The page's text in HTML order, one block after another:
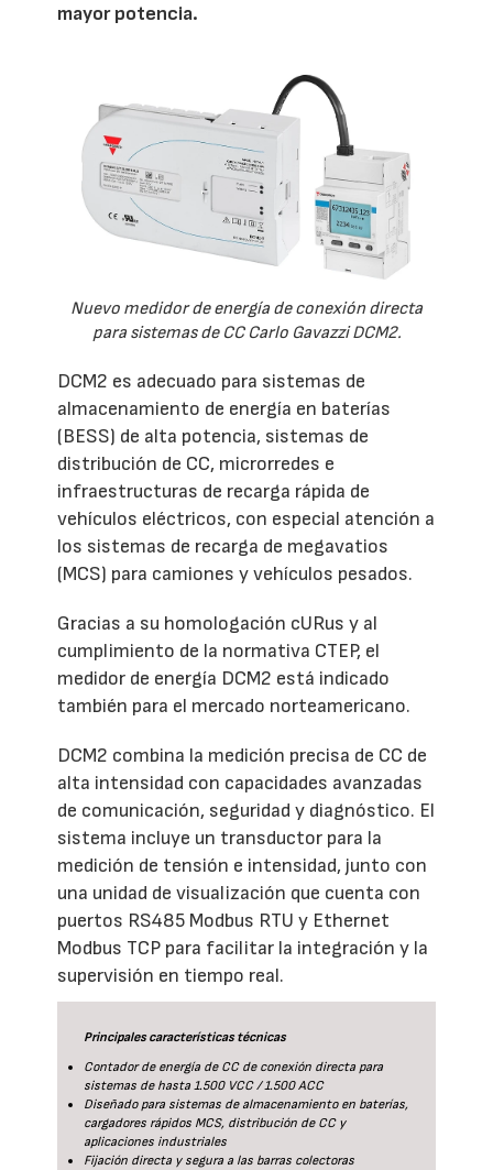
mayor potencia.
Nuevo medidor de energía de conexión directa
para sistemas de CC Carlo Gavazzi DCM2.
DCM2 es adecuado para sistemas de
almacenamiento de energía en baterías
(BESS) de alta potencia, sistemas de
distribución de CC, microrredes e
infraestructuras de recarga rápida de
vehículos eléctricos, con especial atención a
los sistemas de recarga de megavatios
(MCS) para camiones y vehículos pesados.
Gracias a su homologación cURus y al
cumplimiento de la normativa CTEP, el
medidor de energía DCM2 está indicado
también para el mercado norteamericano.
DCM2 combina la medición precisa de CC de
alta intensidad con capacidades avanzadas
de comunicación, seguridad y diagnóstico. El
sistema incluye un transductor para la
medición de tensión e intensidad, junto con
una unidad de visualización que cuenta con
puertos RS485 Modbus RTU y Ethernet
Modbus TCP para facilitar la integración y la
supervisión en tiempo real.
Principales características técnicas
Contador de energía de CC de conexión directa para
sistemas de hasta 1.500 VCC / 1.500 ACC
Diseñado para sistemas de almacenamiento en baterías,
cargadores rápidos MCS, distribución de CC y
aplicaciones industriales
Fijación directa y segura a las barras colectoras